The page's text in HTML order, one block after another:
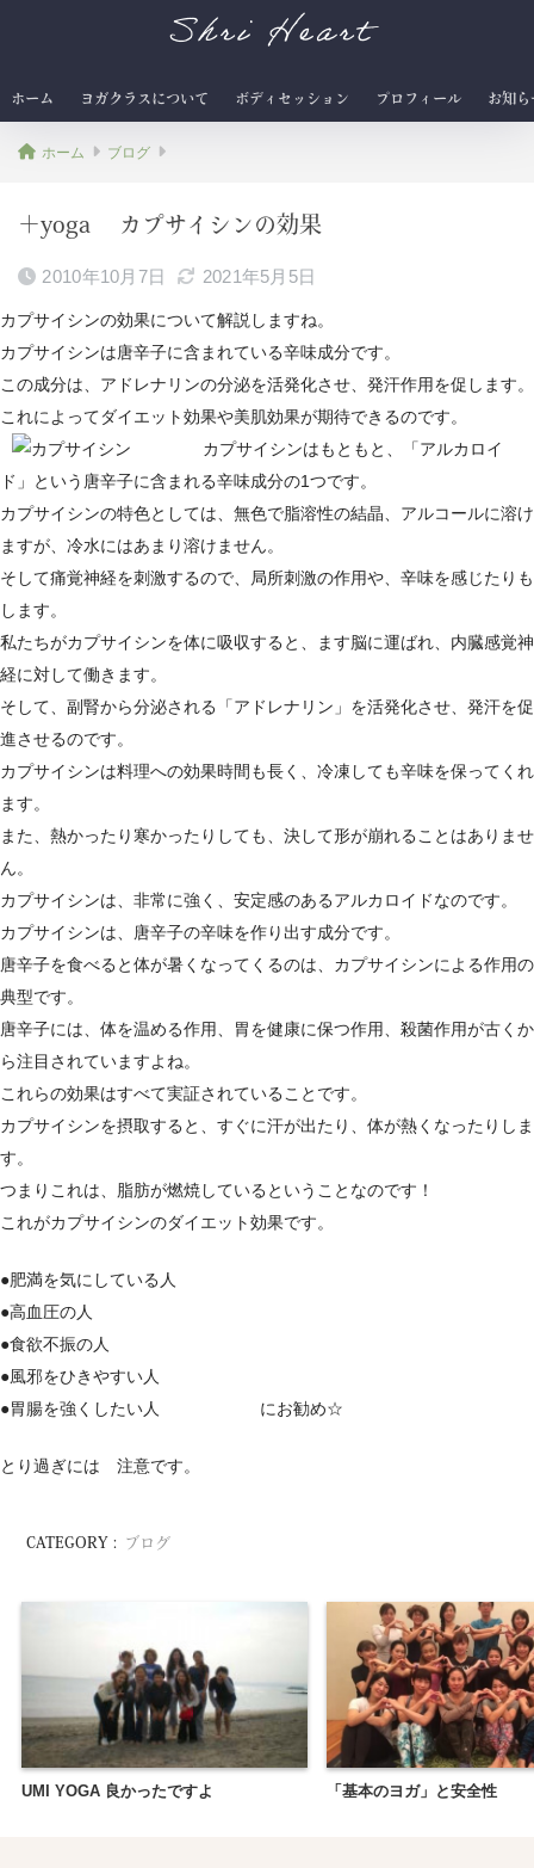
Shri Heart
ホーム ヨガクラスについて ボディセッション プロフィール お知
ホーム ブログ
＋yoga カプサイシンの効果
2010年10月7日 2021年5月5日
カプサイシンの効果について解説しますね。
カプサイシンは唐辛子に含まれている辛味成分です。
この成分は、アドレナリンの分泌を活発化させ、発汗作用を促します。
これによってダイエット効果や美肌効果が期待できるのです。
カプサイシンはもともと、「アルカロイ
ド」という唐辛子に含まれる辛味成分の1つです。
カプサイシンの特色としては、無色で脂溶性の結晶、アルコールに溶け
ますが、冷水にはあまり溶けません。
そして痛覚神経を刺激するので、局所刺激の作用や、辛味を感じたりも
します。
私たちがカプサイシンを体に吸収すると、ます脳に運ばれ、内臓感覚神
経に対して働きます。
そして、副腎から分泌される「アドレナリン」を活発化させ、発汗を促
進させるのです。
カプサイシンは料理への効果時間も長く、冷凍しても辛味を保ってくれ
ます。
また、熱かったり寒かったりしても、決して形が崩れることはありませ
ん。
カプサイシンは、非常に強く、安定感のあるアルカロイドなのです。
カプサイシンは、唐辛子の辛味を作り出す成分です。
唐辛子を食べると体が暑くなってくるのは、カプサイシンによる作用の
典型です。
唐辛子には、体を温める作用、胃を健康に保つ作用、殺菌作用が古くか
ら注目されていますよね。
これらの効果はすべて実証されていることです。
カプサイシンを摂取すると、すぐに汗が出たり、体が熱くなったりしま
す。
つまりこれは、脂肪が燃焼しているということなのです！
これがカプサイシンのダイエット効果です。
●肥満を気にしている人
●高血圧の人
●食欲不振の人
●風邪をひきやすい人
●胃腸を強くしたい人 にお勧め☆
とり過ぎには 注意です。
CATEGORY : ブログ
UMI YOGA 良かったですよ 「基本のヨガ」と安全性